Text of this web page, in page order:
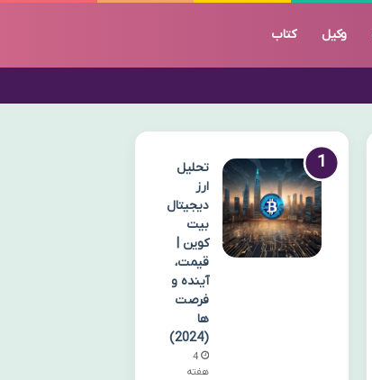
وکیل کتاب
تحلیل
ارز
دیجیتال
بیت
کوین |
قیمت،
آینده و
فرصت
ها
(2024)
4
هفته